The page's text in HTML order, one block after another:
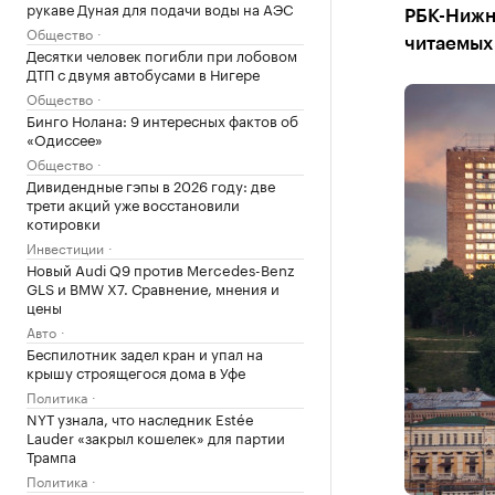
рукаве Дуная для подачи воды на АЭС
Общество
Десятки человек погибли при лобовом
ДТП с двумя автобусами в Нигере
Общество
Бинго Нолана: 9 интересных фактов об
«Одиссее»
Общество
Дивидендные гэпы в 2026 году: две
трети акций уже восстановили
котировки
Инвестиции
Новый Audi Q9 против Mercedes-Benz
GLS и BMW X7. Сравнение, мнения и
цены
Авто
Беспилотник задел кран и упал на
крышу строящегося дома в Уфе
Политика
NYT узнала, что наследник Estée
Lauder «закрыл кошелек» для партии
Трампа
Политика
РБК-
читаемых